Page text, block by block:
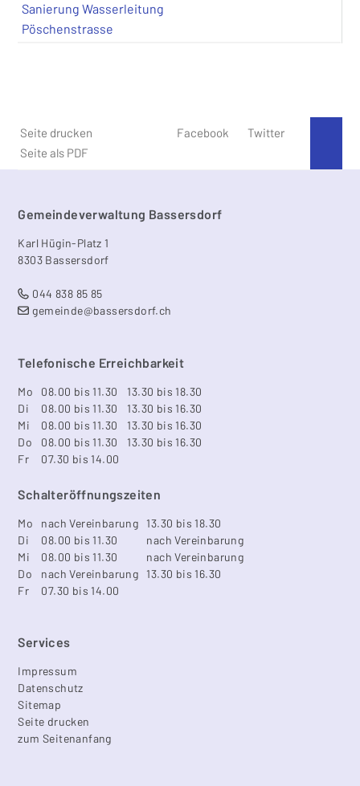
Sanierung Wasserleitung
Pöschenstrasse
Seite drucken
Seite als PDF
Facebook Twitter
Footer
Gemeindeverwaltung Bassersdorf
Karl Hügin-Platz 1
8303 Bassersdorf
044 838 85 85
gemeinde@bassersdorf.ch
Telefonische Erreichbarkeit
Mo 08.00 bis 11.30
13.30 bis 18.30
Di
08.00 bis 11.30
13.30 bis 16.30
Mi
08.00 bis 11.30
13.30 bis 16.30
Do
08.00 bis 11.30
13.30 bis 16.30
Fr
07.30 bis 14.00
Schalteröffnungszeiten
Mo nach Vereinbarung
13.30 bis 18.30
Di
08.00 bis 11.30
nach Vereinbarung
Mi
08.00 bis 11.30
nach Vereinbarung
Do
nach Vereinbarung
13.30 bis 16.30
Fr
07.30 bis 14.00
Services
Impressum
Datenschutz
Sitemap
Seite drucken
zum Seitenanfang